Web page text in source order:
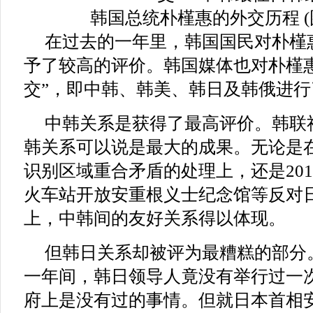
韩国总统朴槿惠的外交历程 (
在过去的一年里，韩国国民对朴
予了较高的评价。韩国媒体也对朴槿
交”，即中韩、韩美、韩日及韩俄进
中韩关系是获得了最高评价。韩
韩关系可以说是最大的成果。无论是
识别区域重合矛盾的处理上，还是
火车站开放安重根义士纪念馆等反对
上，中韩间的友好关系得以体现。
但韩日关系却被评为最糟糕的部
一年间，韩日领导人竟没有举行过一
府上是没有过的事情。但就日本首相